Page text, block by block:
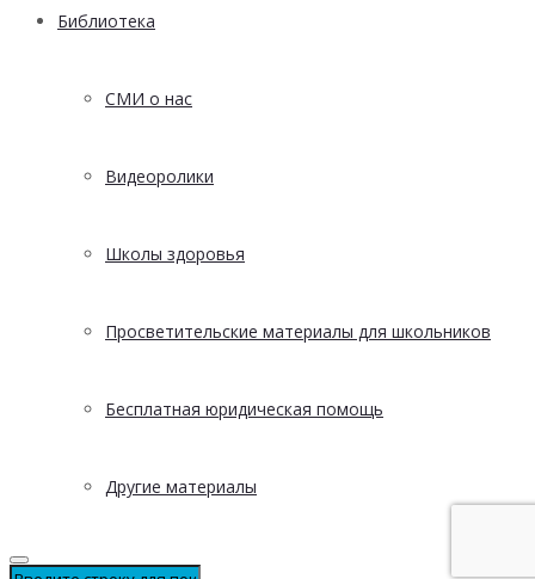
Библиотека
СМИ о нас
Видеоролики
Школы здоровья
Просветительские материалы для школьников
Бесплатная юридическая помощь
Другие материалы